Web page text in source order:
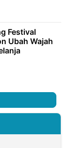
Festival
Ubah Wajah